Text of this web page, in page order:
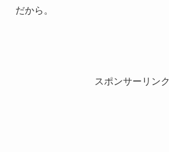
だから。
スポンサーリンク